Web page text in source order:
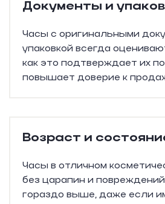
Документы и
Часы с оригинальными
упаковкой всегда
как это подтверждает их
повышает доверие к
Возраст и
Часы в отличном
без царапин и
гораздо выше, даже если